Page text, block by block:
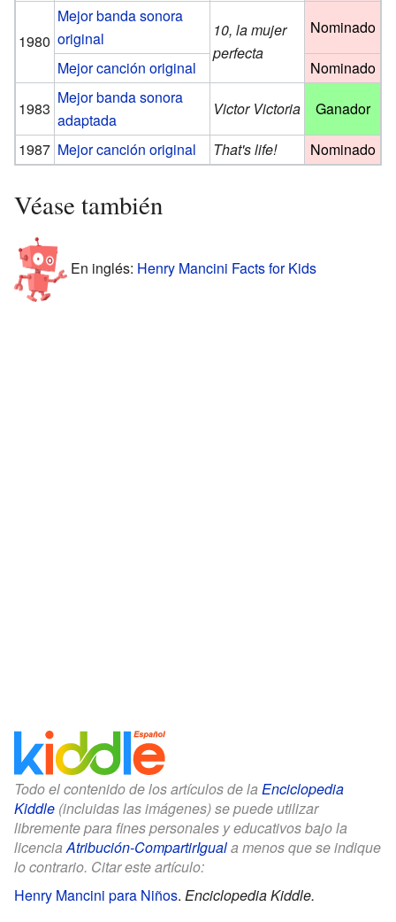
1980
Mejor banda sonora
original
10, la mujer
perfecta
Nominado
Mejor canción original
Nominado
1983
Mejor banda sonora
adaptada
Victor Victoria
Ganador
1987 Mejor canción original That's life! Nominado
Véase también
En inglés: Henry Mancini Facts for Kids
Todo el contenido de los artículos de la Enciclopedia
Kiddle (incluidas las imágenes) se puede utilizar
libremente para fines personales y educativos bajo la
licenciaAtribución-CompartirIguala menos que se indique
lo contrario. Citar este artículo:
Henry Mancini para Niños. Enciclopedia Kiddle.